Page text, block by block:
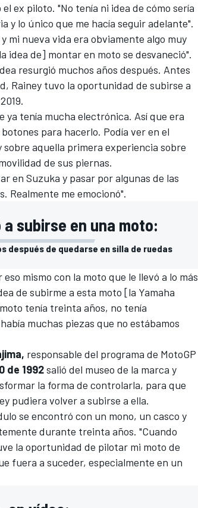
ex piloto. "No tenía ni idea de cómo sería
y lo único que me hacía seguir adelante".
mi nueva vida era obviamente algo muy
idea de] montar en moto se desvaneció".
resurgió muchos años después. Antes
Rainey tuvo la oportunidad de subirse a
ya tenía mucha electrónica. Así que era
para hacerlo. Podía ver en el
aquella primera experiencia sobre
de sus piernas.
en Suzuka y pasar por algunas de las
Realmente me emocionó".
subirse en una moto:
después de quedarse en silla de ruedas
mismo con la moto que le llevó a lo más
de subirme a esta moto [la Yamaha
tenía treinta años, no tenía
muchas piezas que no estábamos
responsable del programa de MotoGP
de 1992salió del museo de la marca y
la forma de controlarla, para que
pudiera volver a subirse a ella.
se encontró con un mono, un casco y
durante treinta años. "Cuando
la oportunidad de pilotar mi moto de
fuera a suceder, especialmente en un